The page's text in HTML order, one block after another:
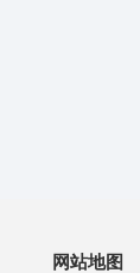
网站地图